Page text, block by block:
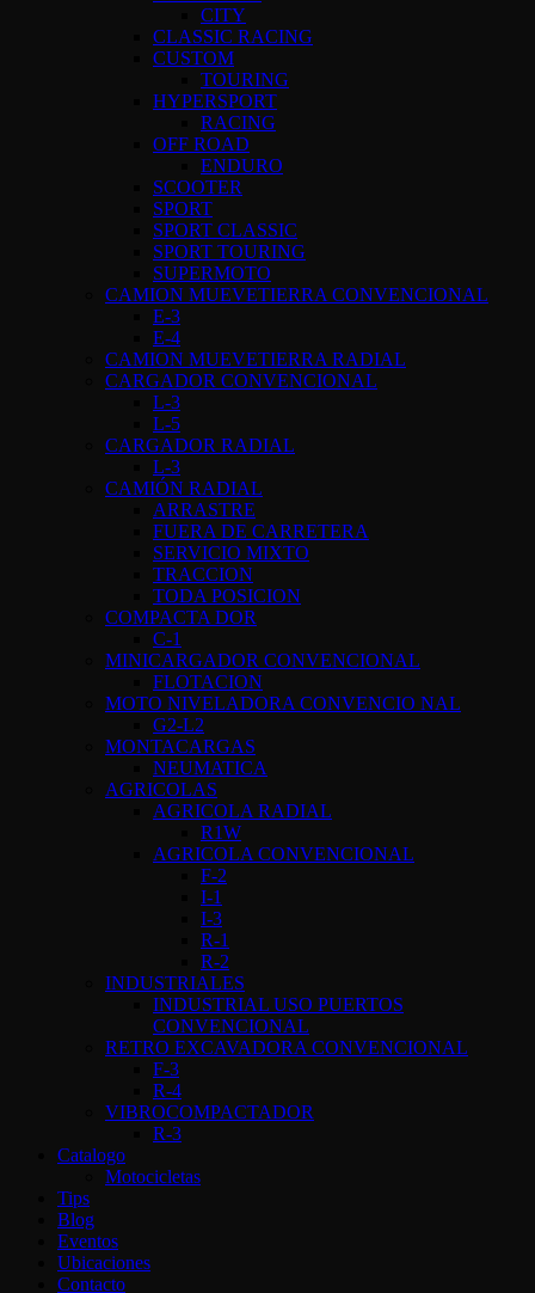
CITY
CLASSIC RACING
CUSTOM
TOURING
HYPERSPORT
RACING
OFF ROAD
ENDURO
SCOOTER
SPORT
SPORT CLASSIC
SPORT TOURING
SUPERMOTO
CAMION MUEVETIERRA CONVENCIONAL
E-3
E-4
CAMION MUEVETIERRA RADIAL
CARGADOR CONVENCIONAL
L-3
L-5
CARGADOR RADIAL
L-3
CAMIÓN RADIAL
ARRASTRE
FUERA DE CARRETERA
SERVICIO MIXTO
TRACCION
TODA POSICION
COMPACTA DOR
C-1
MINICARGADOR CONVENCIONAL
FLOTACION
MOTO NIVELADORA CONVENCIO NAL
G2-L2
MONTACARGAS
NEUMATICA
AGRICOLAS
AGRICOLA RADIAL
R1W
AGRICOLA CONVENCIONAL
F-2
I-1
I-3
R-1
R-2
INDUSTRIALES
INDUSTRIAL USO PUERTOS
CONVENCIONAL
RETRO EXCAVADORA CONVENCIONAL
F-3
R-4
VIBROCOMPACTADOR
R-3
Catalogo
Motocicletas
Tips
Blog
Eventos
Ubicaciones
Contacto